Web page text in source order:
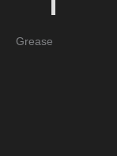
Grease